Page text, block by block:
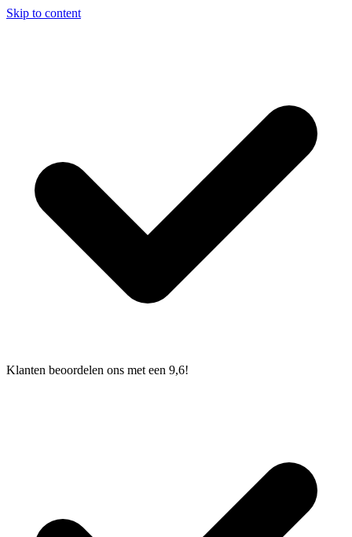
Skip to content
Klanten beoordelen ons met een 9,6!